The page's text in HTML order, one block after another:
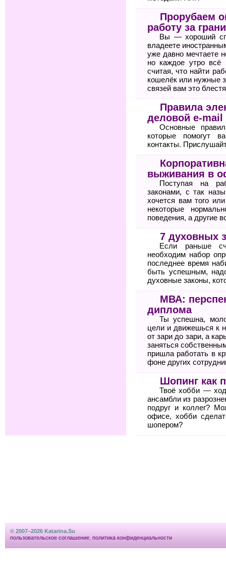
Прорубаем
работу за
Вы — хороший
владеете
уже давно мечтаете
но каждое утро всё
считая, что найти
кошелёк или нужные
связей вам это
Правила
деловой e-mail
Основные
которые помогут
контакты.
выживания в
Поступая на
законами, с так
хочется вам того
некоторые
поведения, а другие
7 духовных
Если раньше
необходим набор
последнее время
быть успешным,
духовные законы,
МВА:
диплома
Ты успешна,
цели и движешься к
от зари до зари, а
заняться
пришла работать в
фоне других
Шопинг как
Твоё хобби —
ансамбли из
подруг и коллег?
офисе, хобби
шопером?
© 2007–2026 Katarina.Su
пользовательское соглашение политика конфиденциальности